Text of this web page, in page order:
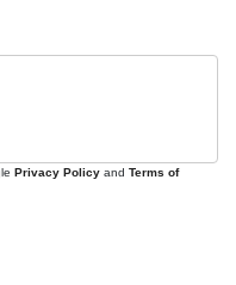
Privacy Policy and Terms of